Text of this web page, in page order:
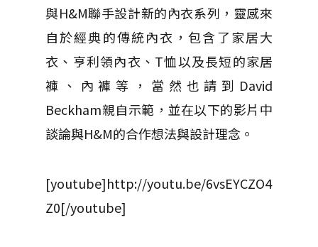
與H&M聯手設計新的內衣系列，靈感來
自於經典的傳統內衣，包含了家居大
衣、亨利領內衣、T恤以及長短的家居
褲、內褲等，當然也請到David
Beckham親自示範，並在以下的影片中
談論與H&M的合作想法與設計理念。
[youtube]http://youtu.be/6vsEYCZO4
Z0[/youtube]